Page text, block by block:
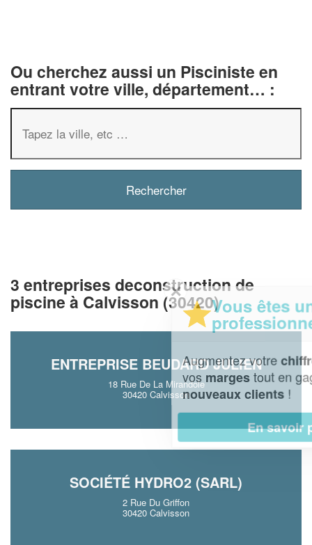
Ou cherchez aussi un Pisciniste en
entrant votre ville, département… :
3 entreprises deconstruction de
piscine à Calvisson (30420)
ENTREPRISE BEUDARD JULIEN
18 Rue De La Mirandole
30420 Calvisson
SOCIÉTÉ HYDRO2 (SARL)
2 Rue Du Griffon
30420 Calvisson
✕
Vous êtes un
professionnel ?
Augmentez votrechiffre d'affaireset
marges tout en gagnant de
nouveaux clients!
En savoir plus